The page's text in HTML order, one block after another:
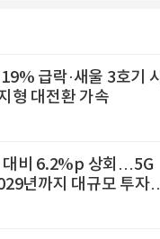
급락·새울 3호기 시
형 대전환 가속
대비 6.2%p 상회…5G
년까지 대규모 투자